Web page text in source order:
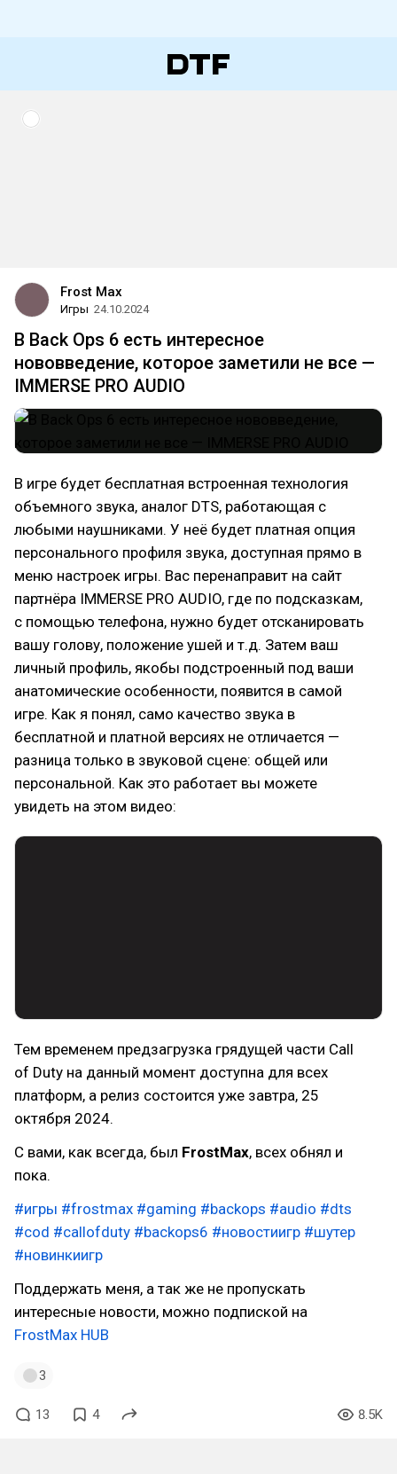
Frost Max
Игры 24.10.2024
В Back Ops 6 есть интересное
нововведение, которое заметили не все —
IMMERSE PRO AUDIO
В игре будет бесплатная встроенная технология
объемного звука, аналог DTS, работающая с
любыми наушниками. У неё будет платная опция
персонального профиля звука, доступная прямо в
меню настроек игры. Вас перенаправит на сайт
партнёра IMMERSE PRO AUDIO, где по подсказкам,
с помощью телефона, нужно будет отсканировать
вашу голову, положение ушей и т.д. Затем ваш
личный профиль, якобы подстроенный под ваши
анатомические особенности, появится в самой
игре. Как я понял, само качество звука в
бесплатной и платной версиях не отличается —
разница только в звуковой сцене: общей или
персональной. Как это работает вы можете
увидеть на этом видео:
Тем временем предзагрузка грядущей части Call
of Duty на данный момент доступна для всех
платформ, а релиз состоится уже завтра, 25
октября 2024.
С вами, как всегда, был FrostMax, всех обнял и
пока.
#игры #frostmax #gaming #backops #audio #dts
#cod #callofduty #backops6 #новостиигр #шутер
#новинкиигр
Поддержать меня, а так же не пропускать
интересные новости, можно подпиской на
FrostMax HUB
3
13 4 8.5K